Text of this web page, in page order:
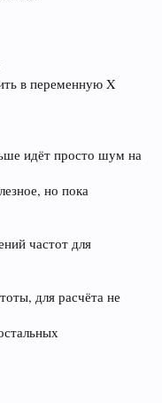
в переменную X
идёт просто шум на
но пока
частот для
для расчёта не